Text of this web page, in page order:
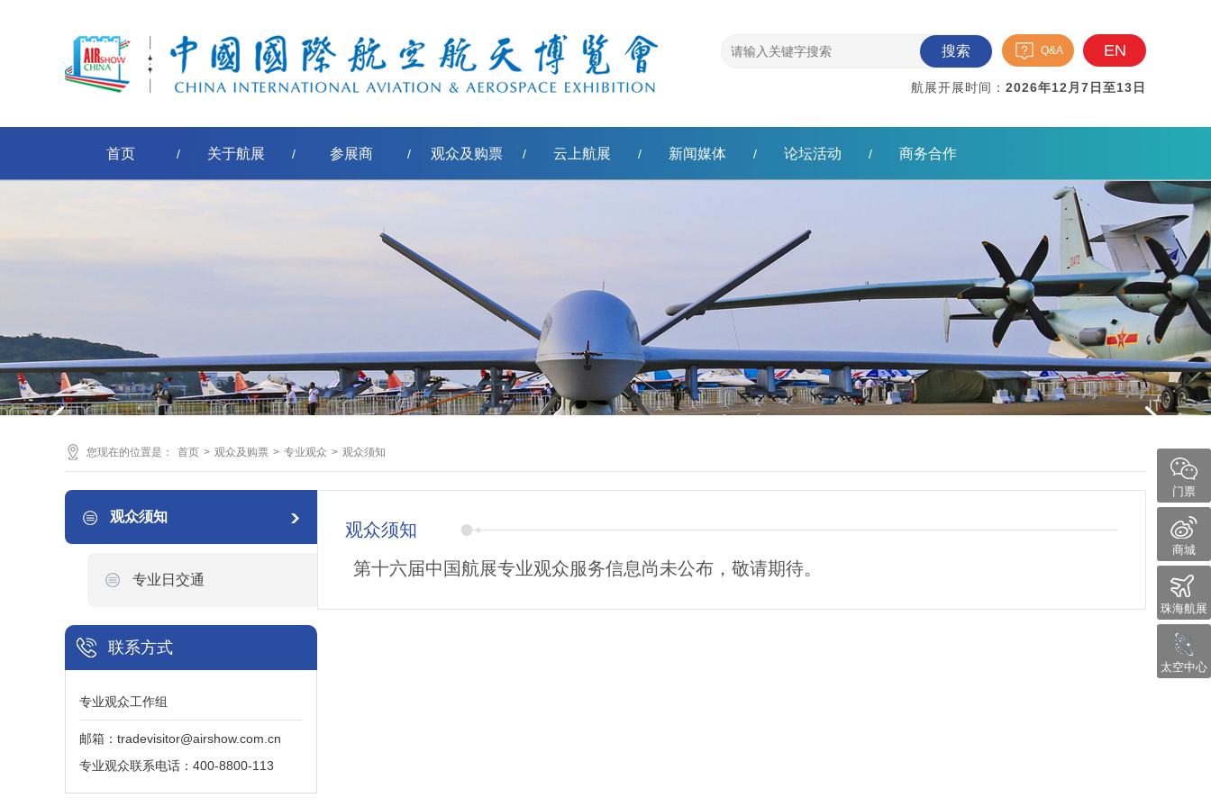
搜索 Q&A EN
航展开展时间： 2026年12月7日至13日
首页 / 关于航展 / 参展商 / 观众及购票 / 云上航展 / 新闻媒体 / 论坛活动 / 商务合作
您现在的位置是： 首页 > 观众及购票 > 专业观众 > 观众须知
观众须知
专业日交通
联系方式
专业观众工作组
邮箱：tradevisitor@airshow.com.cn
专业观众联系电话：400-8800-113
观众须知
第十六届中国航展专业观众服务信息尚未公布，敬请期待。
门票
商城
珠海航展
太空中心